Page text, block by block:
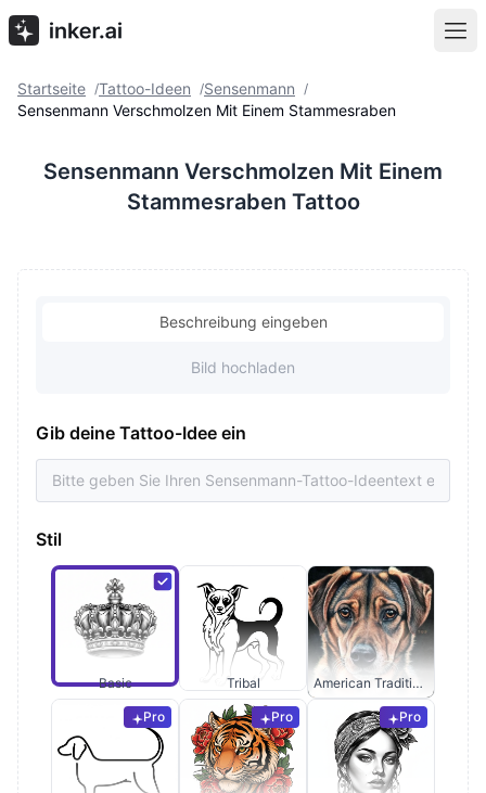
Startseite /Tattoo-Ideen /Sensenmann /
Sensenmann Verschmolzen Mit Einem Stammesraben
Sensenmann Verschmolzen Mit Einem
Stammesraben Tattoo
Beschreibung eingeben
Bild hochladen
Gib deine Tattoo-Idee ein
Stil
Basic Tribal American Traditional
Pro Pro Pro